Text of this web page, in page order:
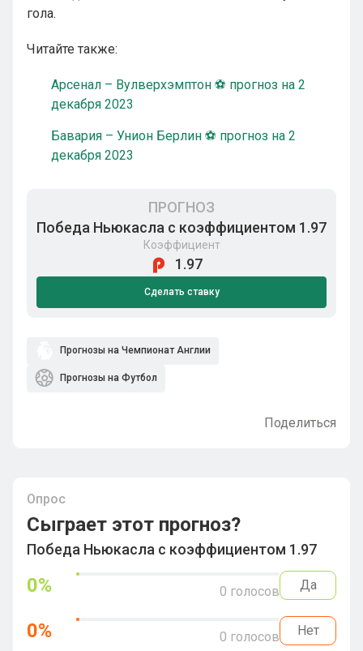
гола.
Читайте также:
Арсенал – Вулверхэмптон ⚽ прогноз на 2
декабря 2023
Бавария – Унион Берлин ⚽ прогноз на 2
декабря 2023
ПРОГНОЗ
Победа Ньюкасла с коэффициентом 1.97
Коэффициент
1.97
Сделать ставку
Прогнозы на Чемпионат Англии
Прогнозы на Футбол
Поделиться
Опрос
Сыграет этот прогноз?
Победа Ньюкасла с коэффициентом 1.97
0% 0 голосов Да
0% 0 голосов Нет